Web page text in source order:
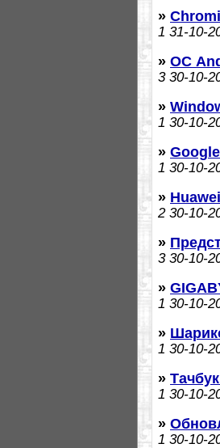
»
1 31-10-
» ОС
330-10-
»
1 30-10-
»
1 30-10-
»
230-10-
»
330-10-
»
1 30-10-
»
1 30-10-
»
1 30-10-
»
1 30-10-